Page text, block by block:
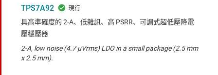
TPS7A92
具高準確度的 2-A、低雜訊、高 PSRR、可調式超低壓降電
壓穩壓器
2-A, low noise (4.7 µVrms) LDO in a small package (2.5 mm
x 2.5 mm).